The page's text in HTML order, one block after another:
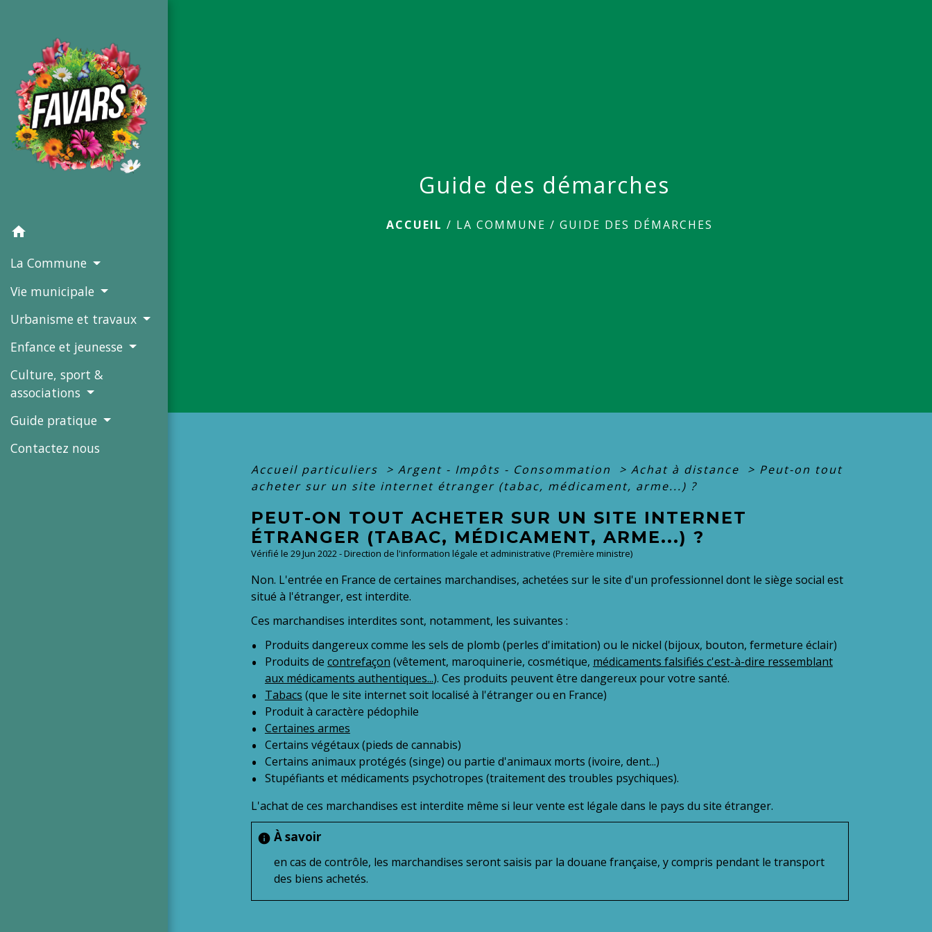
home
La Commune
Vie municipale
Urbanisme et travaux
Enfance et jeunesse
Culture, sport &
associations
Guide pratique
Contactez nous
Guide des démarches
ACCUEIL / LA COMMUNE /GUIDE DES DÉMARCHES
Accueil particuliers > Argent - Impôts - Consommation > Achat à distance > Peut-on tout
acheter sur un site internet étranger (tabac, médicament, arme...) ?
PEUT-ON TOUT ACHETER SUR UN SITE INTERNET
ÉTRANGER (TABAC, MÉDICAMENT, ARME...) ?
Vérifié le 29 Jun 2022 - Direction de l'information légale et administrative (Première ministre)
Non. L'entrée en France de certaines marchandises, achetées sur le site d'un professionnel dont le siège social est
situé à l'étranger, est interdite.
Ces marchandises interdites sont, notamment, les suivantes :
Produits dangereux comme les sels de plomb (perles d'imitation) ou le nickel (bijoux, bouton, fermeture éclair)
Produits de contrefaçon (vêtement, maroquinerie, cosmétique, médicaments falsifiés c'est-à-dire ressemblant
aux médicaments authentiques...). Ces produits peuvent être dangereux pour votre santé.
Tabacs (que le site internet soit localisé à l'étranger ou en France)
Produit à caractère pédophile
Certaines armes
Certains végétaux (pieds de cannabis)
Certains animaux protégés (singe) ou partie d'animaux morts (ivoire, dent...)
Stupéfiants et médicaments psychotropes (traitement des troubles psychiques).
L'achat de ces marchandises est interdite même si leur vente est légale dans le pays du site étranger.
info À savoir
en cas de contrôle, les marchandises seront saisis par la douane française, y compris pendant le transport
des biens achetés.